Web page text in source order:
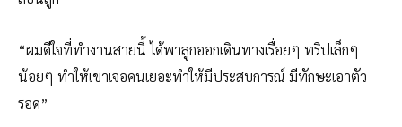
“ผมดีใจที่ทำงานสายนี้ ได้พาลูกออกเดินทางเรื่อยๆ ทริปเล็กๆ
น้อยๆ ทำให้เขาเจอคนเยอะทำให้มีประสบการณ์ มีทักษะเอาตัว
รอด”